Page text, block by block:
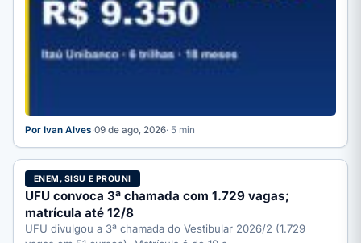
Por Ivan Alves·09 de ago, 2026· 5 min
ENEM, SISU E PROUNI
UFU convoca 3ª chamada com 1.729 vagas;
matrícula até 12/8
UFU divulgou a 3ª chamada do Vestibular 2026/2 (1.729